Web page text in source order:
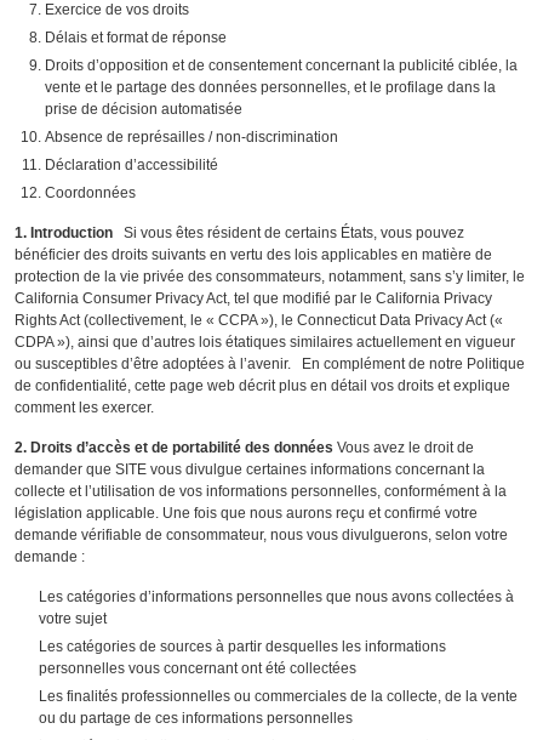
Exercice de vos droits
Délais et format de réponse
Droits d’opposition et de consentement concernant la publicité ciblée, la
vente et le partage des données personnelles, et le profilage dans la
prise de décision automatisée
Absence de représailles / non-discrimination
Déclaration d’accessibilité
Coordonnées
1. Introduction Si vous êtes résident de certains États, vous pouvez
bénéficier des droits suivants en vertu des lois applicables en matière de
protection de la vie privée des consommateurs, notamment, sans s’y limiter, le
California Consumer Privacy Act, tel que modifié par le California Privacy
Rights Act (collectivement, le « CCPA »), le Connecticut Data Privacy Act («
CDPA »), ainsi que d’autres lois étatiques similaires actuellement en vigueur
ou susceptibles d’être adoptées à l’avenir. En complément de notre Politique
de confidentialité, cette page web décrit plus en détail vos droits et explique
comment les exercer.
2. Droits d’accès et de portabilité des données Vous avez le droit de
demander que SITE vous divulgue certaines informations concernant la
collecte et l’utilisation de vos informations personnelles, conformément à la
législation applicable. Une fois que nous aurons reçu et confirmé votre
demande vérifiable de consommateur, nous vous divulguerons, selon votre
demande :
Les catégories d’informations personnelles que nous avons collectées à
votre sujet
Les catégories de sources à partir desquelles les informations
personnelles vous concernant ont été collectées
Les finalités professionnelles ou commerciales de la collecte, de la vente
ou du partage de ces informations personnelles